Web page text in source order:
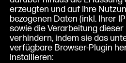
erzeugten und auf Ihre
bezogenen Daten (inkl. Ihrer
sowie die Verarbeitung
verhindern, indem sie das
verfügbare Browser-Plugin
installieren: